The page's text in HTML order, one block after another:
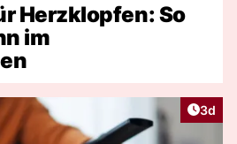
Herzklopfen: So
im
3d